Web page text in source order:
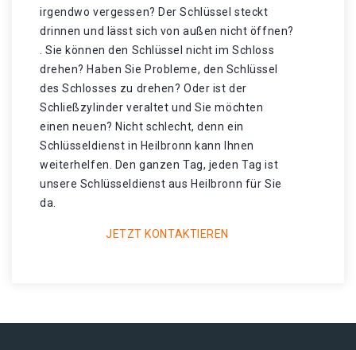
irgendwo vergessen? Der Schlüssel steckt
drinnen und lässt sich von außen nicht öffnen?
. Sie können den Schlüssel nicht im Schloss
drehen? Haben Sie Probleme, den Schlüssel
des Schlosses zu drehen? Oder ist der
Schließzylinder veraltet und Sie möchten
einen neuen? Nicht schlecht, denn ein
Schlüsseldienst in Heilbronn kann Ihnen
weiterhelfen. Den ganzen Tag, jeden Tag ist
unsere Schlüsseldienst aus Heilbronn für Sie
da.
JETZT KONTAKTIEREN